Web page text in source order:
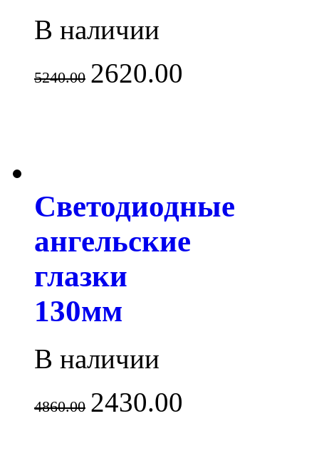
В наличии
5240.00 2620.00
Светодиодные
ангельские
глазки
130мм
В наличии
4860.00 2430.00